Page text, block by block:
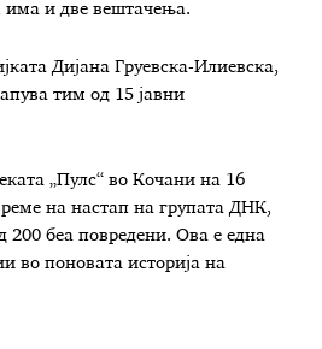
има и две вештачења.
Дијана Груевска-Илиевска,
тим од 15 јавни
„Пулс“ во Кочани на 16
на настап на групата ДНК,
200 беа повредени. Ова е една
во поновата историја на